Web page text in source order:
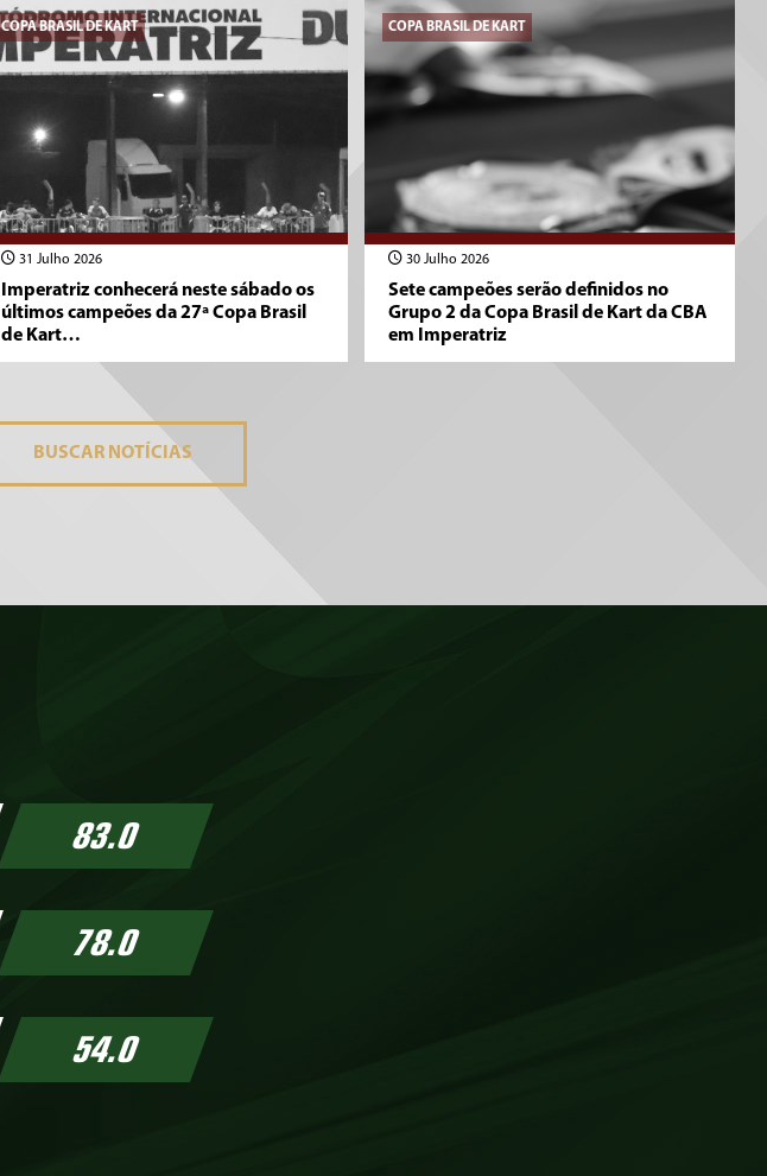
COPA BRASIL DE KART
31 Julho 2026
Imperatriz conhecerá neste sábado os
últimos campeões da 27ª Copa Brasil
de Kart…
COPA BRASIL DE KART
30 Julho 2026
Sete campeões serão definidos no
Grupo 2 da Copa Brasil de Kart da CBA
em Imperatriz
BUSCAR NOTÍCIAS
83.0
78.0
54.0